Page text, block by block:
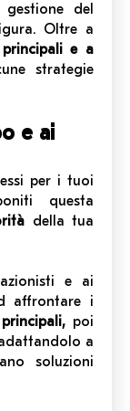
del
Oltre a
e a
strategie
e ai
per i tuoi
questa
della tua
e ai
affrontare i
poi
a
soluzioni